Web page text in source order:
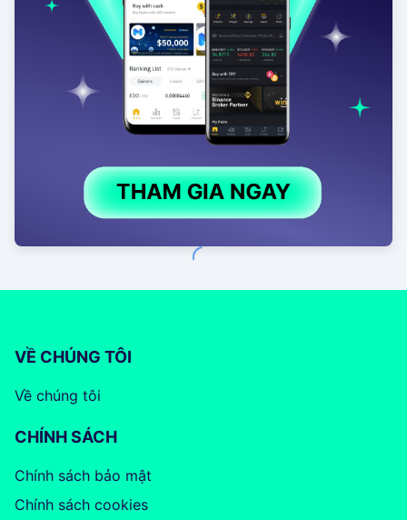
VỀ CHÚNG TÔI
Về chúng tôi
CHÍNH SÁCH
Chính sách bảo mật
Chính sách cookies